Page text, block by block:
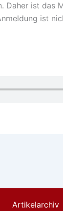
Daher ist das
ist
Artikelarchiv